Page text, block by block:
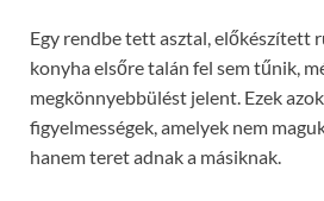
Egy rendbe tett asztal, előkészített
konyha elsőre talán fel sem tűnik,
megkönnyebbülést jelent. Ezek
figyelmességek, amelyek nem
hanem teret adnak a másiknak.